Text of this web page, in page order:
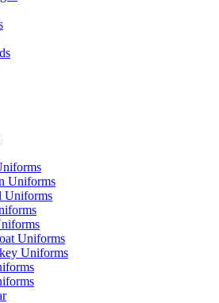
Uniforms
Uniforms
Uniforms
Uniforms